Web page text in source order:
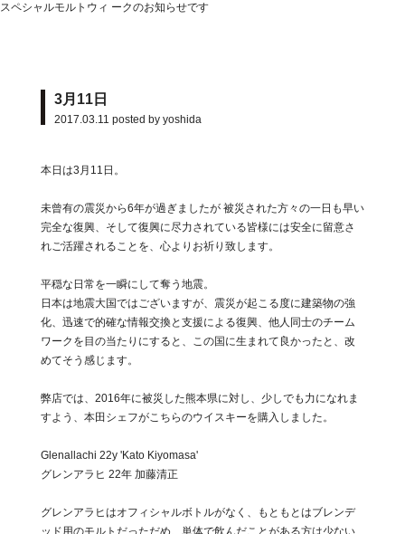
スペシャルモルトウィ ークのお知らせです
3月11日
2017.03.11 posted by yoshida
本日は3月11日。
未曾有の震災から6年が過ぎましたが 被災された方々の一日も早い
完全な復興、そして復興に尽力されている皆様には安全に留意さ
れご活躍されることを、心よりお祈り致します。
平穏な日常を一瞬にして奪う地震。
日本は地震大国ではございますが、震災が起こる度に建築物の強
化、迅速で的確な情報交換と支援による復興、他人同士のチーム
ワークを目の当たりにすると、この国に生まれて良かったと、改
めてそう感じます。
弊店では、2016年に被災した熊本県に対し、少しでも力になれま
すよう、本田シェフがこちらのウイスキーを購入しました。
Glenallachi 22y 'Kato Kiyomasa'
グレンアラヒ 22年 加藤清正
グレンアラヒはオフィシャルボトルがなく、もともとはブレンデ
ッド用のモルトだっただめ、単体で飲んだことがある方は少ない